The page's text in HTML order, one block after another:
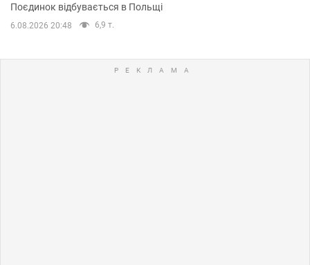
Поєдинок відбувається в Польщі
6.08.2026 20:48 6,9 т.